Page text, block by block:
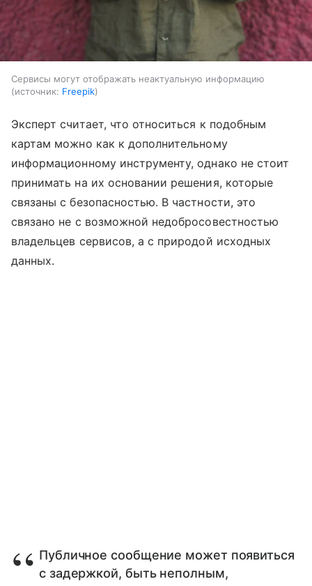
Сервисы могут отображать неактуальную информацию
источник: Freepik
Эксперт считает, что относиться к подобным
картам можно как к дополнительному
информационному инструменту, однако не стоит
принимать на их основании решения, которые
связаны с безопасностью. В частности, это
связано не с возможной недобросовестностью
владельцев сервисов, а с природой исходных
данных.
Публичное сообщение может появиться
с задержкой, быть неполным,